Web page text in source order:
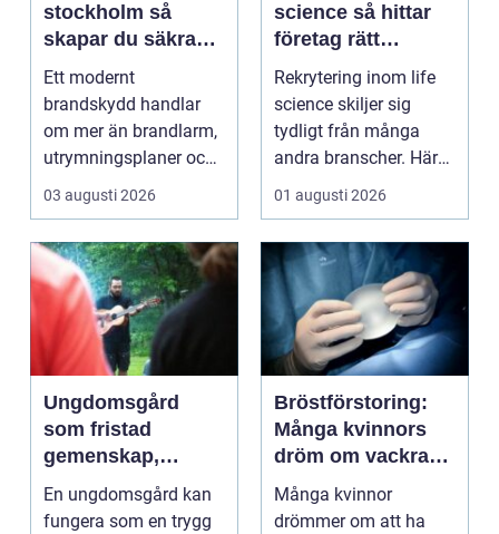
stockholm så
skapar du säkra
byggnader på
riktigt
Ett modernt
brandskydd handlar
om mer än brandlarm,
utrymningsplaner och
röda brandsläckare på
vägga...
03 augusti 2026
science så hittar
företag rätt
kompetens när
kraven är som
högst
Rekrytering inom life
science skiljer sig
tydligt från många
andra branscher. Här
påverkar varje bes...
01 augusti 2026
Ungdomsgård
som fristad
gemenskap,
trygghet och
växande
En ungdomsgård kan
fungera som en trygg
Bröstförstoring:
Många kvinnors
dröm om vackra
bröst
Många kvinnor
drömmer om att ha